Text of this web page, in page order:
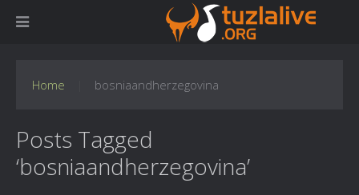
Home bosniaandherzegovina
Posts Tagged
‘bosniaandherzegovina’